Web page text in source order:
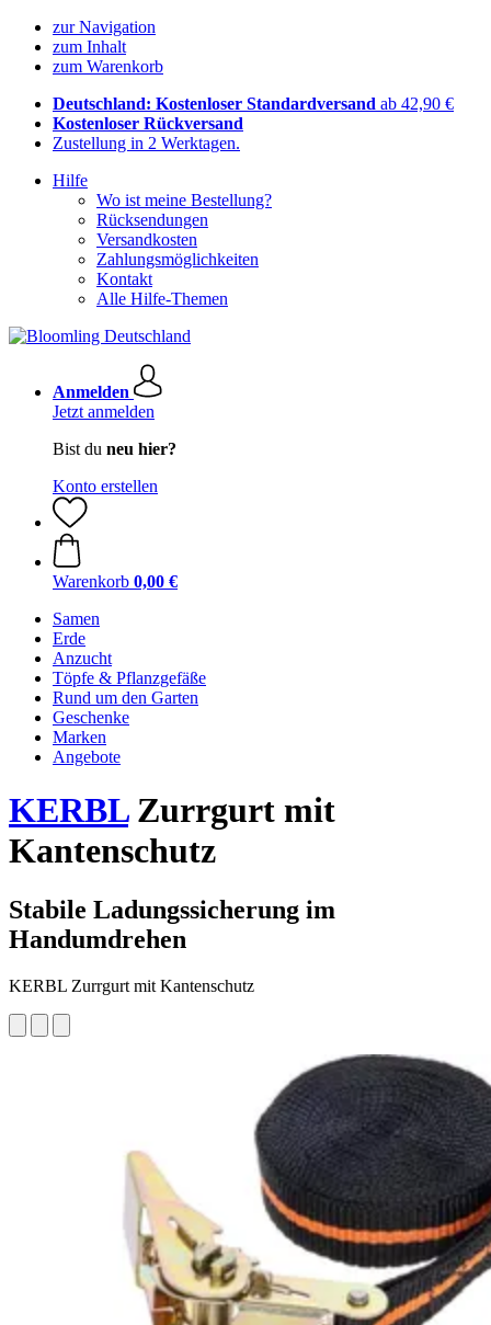
zur Navigation
zum Inhalt
zum Warenkorb
Deutschland: Kostenloser Standardversand ab 42,90 €
Kostenloser Rückversand
Zustellung in 2 Werktagen.
Hilfe
Wo ist meine Bestellung?
Rücksendungen
Versandkosten
Zahlungsmöglichkeiten
Kontakt
Alle Hilfe-Themen
Anmelden
Jetzt anmelden
Bist du neu hier?
Konto erstellen
Warenkorb 0,00 €
Samen
Erde
Anzucht
Töpfe & Pflanzgefäße
Rund um den Garten
Geschenke
Marken
Angebote
KERBLZurrgurt mit
Kantenschutz
Stabile Ladungssicherung im
Handumdrehen
KERBL Zurrgurt mit Kantenschutz